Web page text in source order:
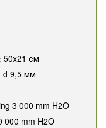
50x21 см
d 9,5 мм
3 000 mm H2O
000 mm H2O